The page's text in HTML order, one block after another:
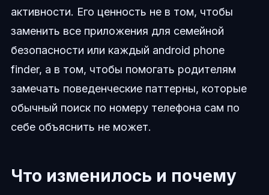
активности. Его ценность не в том, чтобы
заменить все приложения для семейной
безопасности или каждый android phone
finder, а в том, чтобы помогать родителям
замечать поведенческие паттерны, которые
обычный поиск по номеру телефона сам по
себе объяснить не может.
Что изменилось и почему